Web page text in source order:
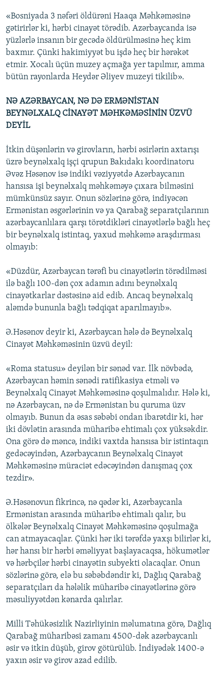
«Bosniyada 3 nəfəri öldürəni Haaqa Məhkəməsinə
gətirirlər ki, hərbi cinayət törədib. Azərbaycanda isə
yüzlərlə insanın bir gecədə öldürülməsinə heç kim
baxmır. Çünki hakimiyyət bu işdə heç bir hərəkət
etmir. Xocalı üçün muzey açmağa yer tapılmır, amma
bütün rayonlarda Heydər Əliyev muzeyi tikilib».
NƏ AZƏRBAYCAN, NƏ DƏ ERMƏNİSTAN
BEYNƏLXALQ CİNAYƏT MƏHKƏMƏSİNİN ÜZVÜ
DEYİL
İtkin düşənlərin və girovların, hərbi əsirlərin axtarışı
üzrə beynəlxalq işçi qrupun Bakıdakı koordinatoru
Əvəz Həsənov isə indiki vəziyyətdə Azərbaycanın
hansısa işi beynəlxalq məhkəməyə çıxara bilməsini
mümkünsüz sayır. Onun sözlərinə görə, indiyəcən
Ermənistan əsgərlərinin və ya Qarabağ separatçılarının
azərbaycanlılara qarşı törətdikləri cinayətlərlə bağlı heç
bir beynəlxalq istintaq, yaxud məhkəmə araşdırması
olmayıb:
«Düzdür, Azərbaycan tərəfi bu cinayətlərin törədilməsi
ilə bağlı 100-dən çox adamın adını beynəlxalq
cinayətkarlar dəstəsinə aid edib. Ancaq beynəlxalq
aləmdə bununla bağlı tədqiqat aparılmayıb».
Ə.Həsənov deyir ki, Azərbaycan hələ də Beynəlxalq
Cinayət Məhkəməsinin üzvü deyil:
«Roma statusu» deyilən bir sənəd var. İlk növbədə,
Azərbaycan həmin sənədi ratifikasiya etməli və
Beynəlxalq Cinayət Məhkəməsinə qoşulmalıdır. Hələ ki,
nə Azərbaycan, nə də Ermənistan bu quruma üzv
olmayıb. Bunun da əsas səbəbi ondan ibarətdir ki, hər
iki dövlətin arasında müharibə ehtimalı çox yüksəkdir.
Ona görə də məncə, indiki vaxtda hansısa bir istintaqın
gedəcəyindən, Azərbaycanın Beynəlxalq Cinayət
Məhkəməsinə müraciət edəcəyindən danışmaq çox
tezdir».
Ə.Həsənovun fikrincə, nə qədər ki, Azərbaycanla
Ermənistan arasında müharibə ehtimalı qalır, bu
ölkələr Beynəlxalq Cinayət Məhkəməsinə qoşulmağa
can atmayacaqlar. Çünki hər iki tərəfdə yaxşı bilirlər ki,
hər hansı bir hərbi əməliyyat başlayacaqsa, hökumətlər
və hərbçilər hərbi cinayətin subyekti olacaqlar. Onun
sözlərinə görə, elə bu səbəbdəndir ki, Dağlıq Qarabağ
separatçıları da hələlik müharibə cinayətlərinə görə
məsuliyyətdən kənarda qalırlar.
Milli Təhükəsizlik Nazirliyinin məlumatına görə, Dağlıq
Qarabağ müharibəsi zamanı 4500-dək azərbaycanlı
əsir və itkin düşüb, girov götürülüb. İndiyədək 1400-ə
yaxın əsir və girov azad edilib.